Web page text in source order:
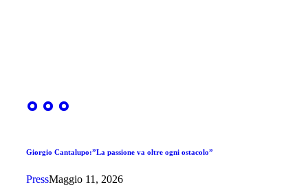
Giorgio Cantalupo:”La passione va oltre ogni ostacolo”
PressMaggio 11, 2026